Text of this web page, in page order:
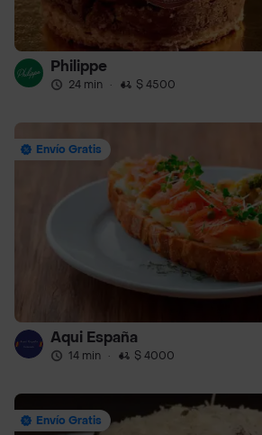
Philippe
24 min · $ 4500
Envío Gratis
Aqui España
14 min · $ 4000
Envío Gratis